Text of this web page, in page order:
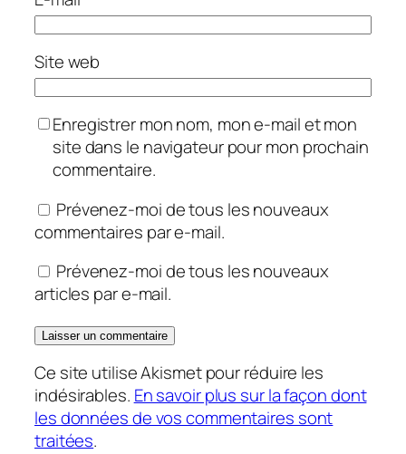
Site web
Enregistrer mon nom, mon e-mail et mon
site dans le navigateur pour mon prochain
commentaire.
Prévenez-moi de tous les nouveaux
commentaires par e-mail.
Prévenez-moi de tous les nouveaux
articles par e-mail.
Ce site utilise Akismet pour réduire les
indésirables. En savoir plus sur la façon dont
les données de vos commentaires sont
traitées.